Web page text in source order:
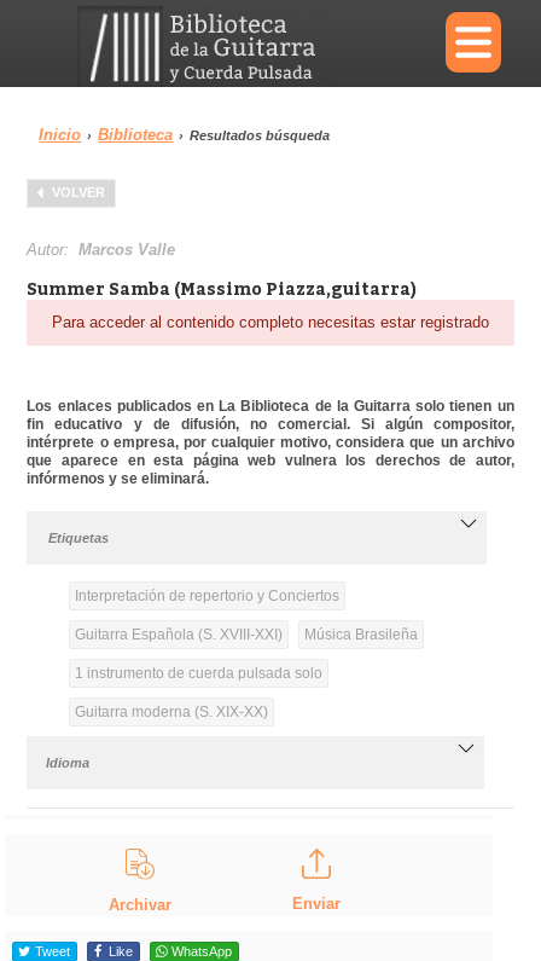
×
Menu
Biblioteca
Inicio › Biblioteca › Resultados búsqueda
VOLVER
Autor:Marcos Valle
Summer Samba (Massimo Piazza,guitarra)
Para acceder al contenido completo necesitas estar registrado
Los enlaces publicados en La Biblioteca de la Guitarra solo tienen un
fin educativo y de difusión, no comercial. Si algún compositor,
intérprete o empresa, por cualquier motivo, considera que un archivo
que aparece en esta página web vulnera los derechos de autor,
infórmenos y se eliminará.
Etiquetas
Interpretación de repertorio y Conciertos
Guitarra Española (S. XVIII-XXI) Música Brasileña
1 instrumento de cuerda pulsada solo
Guitarra moderna (S. XIX-XX)
Idioma
Archivar Enviar
Tweet Like WhatsApp